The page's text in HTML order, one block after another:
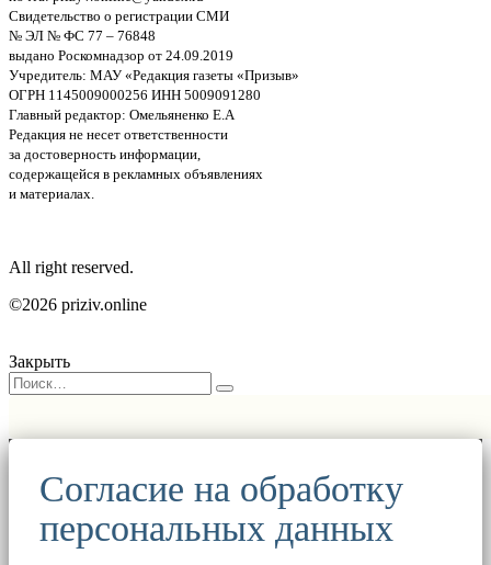
Свидетельство о регистрации СМИ
№ ЭЛ № ФС 77 – 76848
выдано Роскомнадзор от 24.09.2019
Учредитель: МАУ «Редакция газеты «Призыв»
ОГРН 1145009000256 ИНН 5009091280
Главный редактор: Омельяненко Е.А
Редакция не несет ответственности
за достоверность информации,
содержащейся в рекламных объявлениях
и материалах.
All right reserved.
©2026 priziv.online
Закрыть
Согласие на обработку
персональных данных